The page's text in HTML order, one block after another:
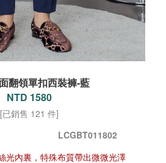
翻領單扣西裝褲-藍
NTD 1580
[已銷售 121 件]
LCGBT011802
光內裏，特殊布質帶出微微光澤